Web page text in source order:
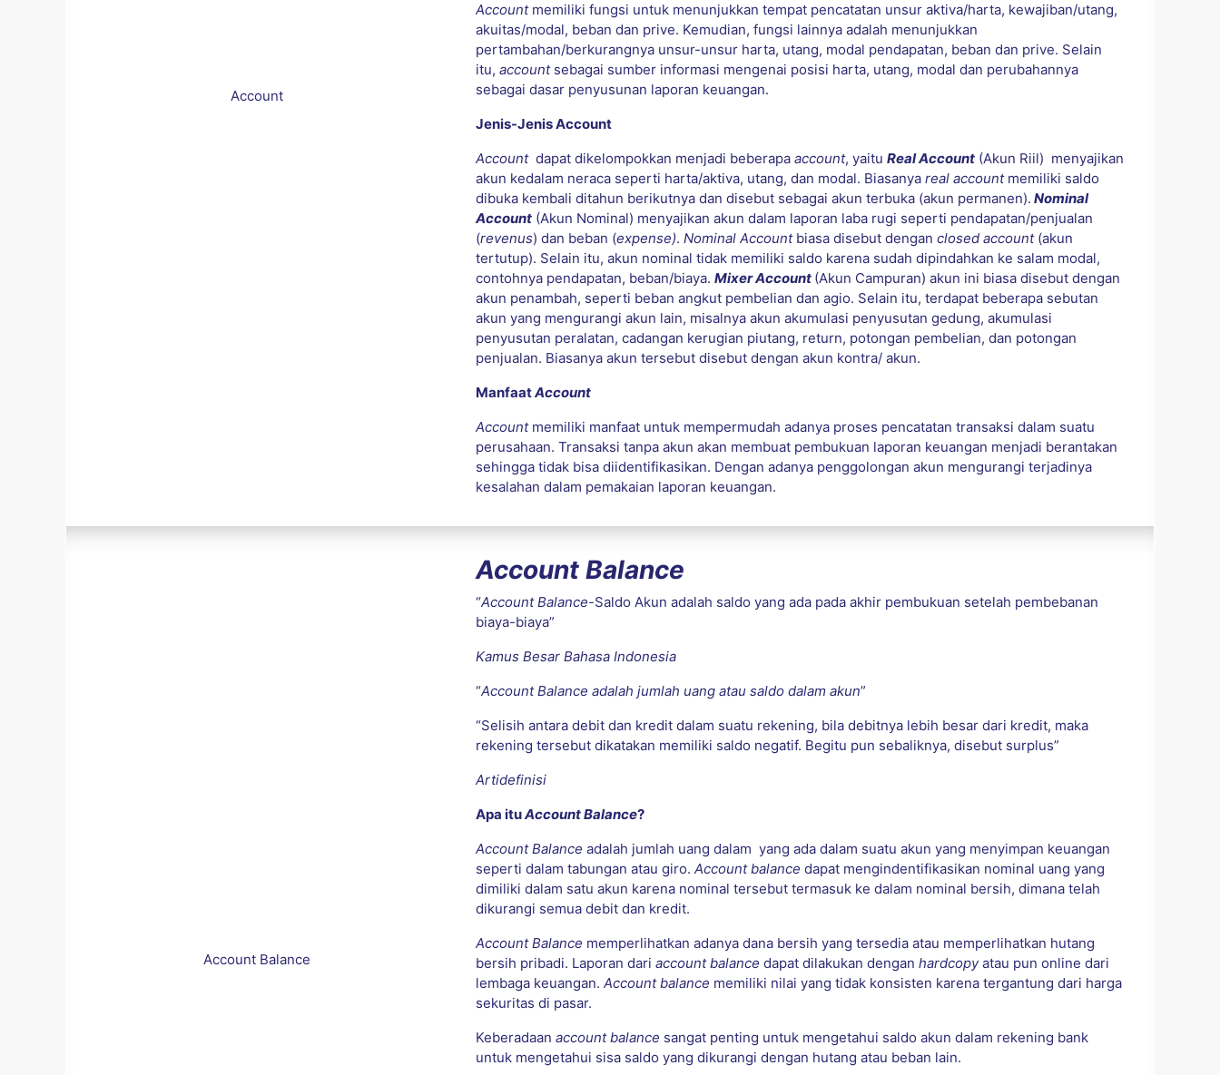
Account
Accountmemiliki fungsi untuk menunjukkan tempat pencatatan unsur aktiva/harta, kewajiban/utang,
akuitas/modal, beban dan prive. Kemudian, fungsi lainnya adalah menunjukkan
pertambahan/berkurangnya unsur-unsur harta, utang, modal pendapatan, beban dan prive. Selain
itu, account sebagai sumber informasi mengenai posisi harta, utang, modal dan perubahannya
sebagai dasar penyusunan laporan keuangan.
Jenis-Jenis Account
Accountdapat dikelompokkan menjadi beberapa account, yaitu Real Account (Akun Riil) menyajikan
akun kedalam neraca seperti harta/aktiva, utang, dan modal. Biasanya real account memiliki saldo
dibuka kembali ditahun berikutnya dan disebut sebagai akun terbuka (akun permanen). Nominal
Account (Akun Nominal) menyajikan akun dalam laporan laba rugi seperti pendapatan/penjualan
(revenus) dan beban (expense). Nominal Account biasa disebut dengan closed account (akun
tertutup). Selain itu, akun nominal tidak memiliki saldo karena sudah dipindahkan ke salam modal,
contohnya pendapatan, beban/biaya. Mixer Account (Akun Campuran) akun ini biasa disebut dengan
akun penambah, seperti beban angkut pembelian dan agio. Selain itu, terdapat beberapa sebutan
akun yang mengurangi akun lain, misalnya akun akumulasi penyusutan gedung, akumulasi
penyusutan peralatan, cadangan kerugian piutang, return, potongan pembelian, dan potongan
penjualan. Biasanya akun tersebut disebut dengan akun kontra/ akun.
ManfaatAccount
Accountmemiliki manfaat untuk mempermudah adanya proses pencatatan transaksi dalam suatu
perusahaan. Transaksi tanpa akun akan membuat pembukuan laporan keuangan menjadi berantakan
sehingga tidak bisa diidentifikasikan. Dengan adanya penggolongan akun mengurangi terjadinya
kesalahan dalam pemakaian laporan keuangan.
Account Balance
Account Balance
“Account Balance-Saldo Akun adalah saldo yang ada pada akhir pembukuan setelah pembebanan
biaya-biaya”
Kamus Besar Bahasa Indonesia
“Account Balance adalah jumlah uang atau saldo dalam akun”
“Selisih antara debit dan kredit dalam suatu rekening, bila debitnya lebih besar dari kredit, maka
rekening tersebut dikatakan memiliki saldo negatif. Begitu pun sebaliknya, disebut surplus”
Artidefinisi
Apa ituAccount Balance?
Account Balance adalah jumlah uang dalam yang ada dalam suatu akun yang menyimpan keuangan
seperti dalam tabungan atau giro. Account balance dapat mengindentifikasikan nominal uang yang
dimiliki dalam satu akun karena nominal tersebut termasuk ke dalam nominal bersih, dimana telah
dikurangi semua debit dan kredit.
Account Balance memperlihatkan adanya dana bersih yang tersedia atau memperlihatkan hutang
bersih pribadi. Laporan dari account balance dapat dilakukan dengan hardcopyatau pun online dari
lembaga keuangan. Account balance memiliki nilai yang tidak konsisten karena tergantung dari harga
sekuritas di pasar.
Keberadaan account balance sangat penting untuk mengetahui saldo akun dalam rekening bank
untuk mengetahui sisa saldo yang dikurangi dengan hutang atau beban lain.